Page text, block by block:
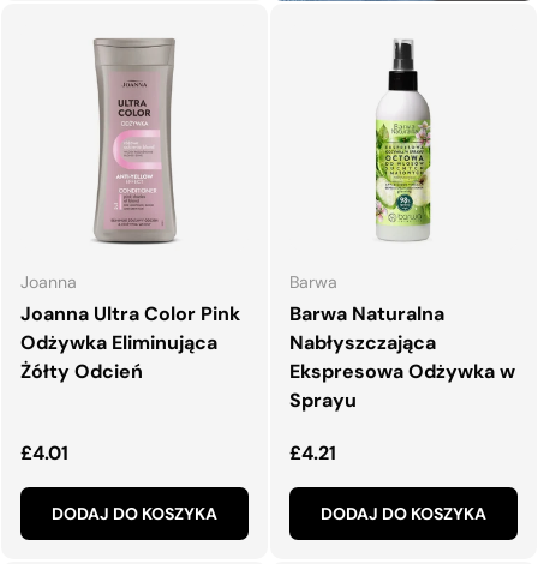
Joanna
Joanna Ultra Color Pink
Odżywka Eliminująca
Żółty Odcień
Normalna cena
£4.01
DODAJ DO KOSZYKA
Barwa
Barwa Naturalna
Nabłyszczająca
Ekspresowa Odżywka w
Sprayu
Normalna cena
£4.21
DODAJ DO KOSZYKA